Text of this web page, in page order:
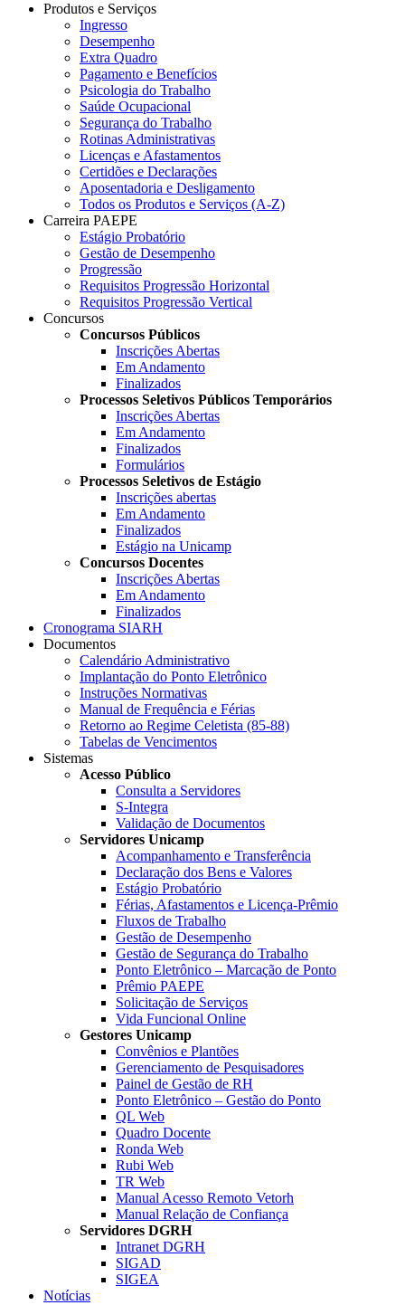
Produtos e Serviços
Ingresso
Desempenho
Extra Quadro
Pagamento e Benefícios
Psicologia do Trabalho
Saúde Ocupacional
Segurança do Trabalho
Rotinas Administrativas
Licenças e Afastamentos
Certidões e Declarações
Aposentadoria e Desligamento
Todos os Produtos e Serviços (A-Z)
Carreira PAEPE
Estágio Probatório
Gestão de Desempenho
Progressão
Requisitos Progressão Horizontal
Requisitos Progressão Vertical
Concursos
Concursos Públicos
Inscrições Abertas
Em Andamento
Finalizados
Processos Seletivos Públicos Temporários
Inscrições Abertas
Em Andamento
Finalizados
Formulários
Processos Seletivos de Estágio
Inscrições abertas
Em Andamento
Finalizados
Estágio na Unicamp
Concursos Docentes
Inscrições Abertas
Em Andamento
Finalizados
Cronograma SIARH
Documentos
Calendário Administrativo
Implantação do Ponto Eletrônico
Instruções Normativas
Manual de Frequência e Férias
Retorno ao Regime Celetista (85-88)
Tabelas de Vencimentos
Sistemas
Acesso Público
Consulta a Servidores
S-Integra
Validação de Documentos
Servidores Unicamp
Acompanhamento e Transferência
Declaração dos Bens e Valores
Estágio Probatório
Férias, Afastamentos e Licença-Prêmio
Fluxos de Trabalho
Gestão de Desempenho
Gestão de Segurança do Trabalho
Ponto Eletrônico – Marcação de Ponto
Prêmio PAEPE
Solicitação de Serviços
Vida Funcional Online
Gestores Unicamp
Convênios e Plantões
Gerenciamento de Pesquisadores
Painel de Gestão de RH
Ponto Eletrônico – Gestão do Ponto
QL Web
Quadro Docente
Ronda Web
Rubi Web
TR Web
Manual Acesso Remoto Vetorh
Manual Relação de Confiança
Servidores DGRH
Intranet DGRH
SIGAD
SIGEA
Notícias